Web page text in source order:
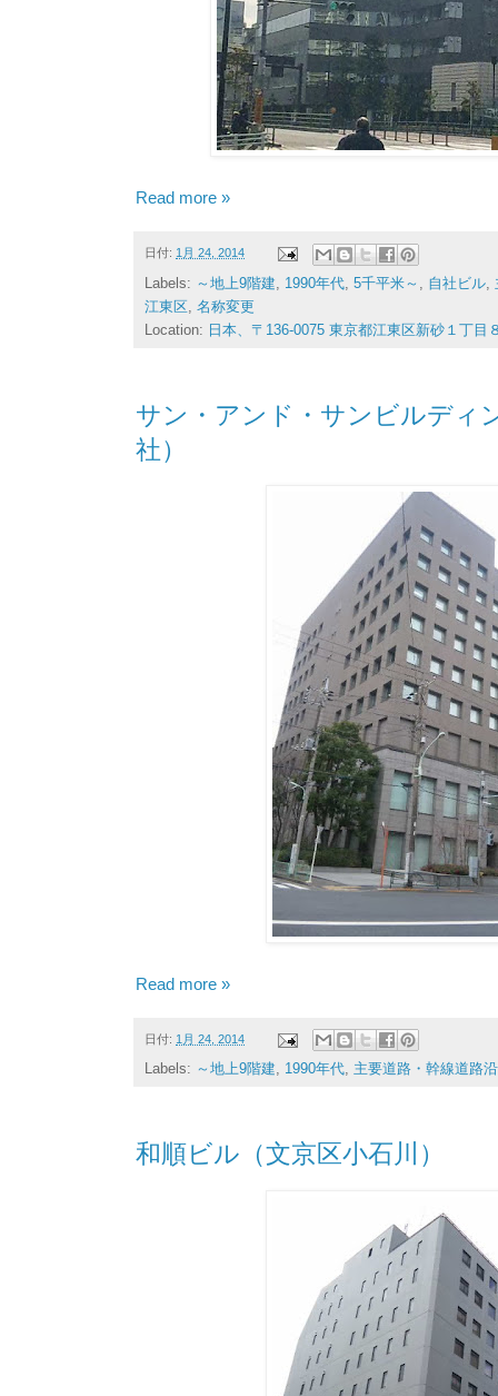
Read more »
日付: 1月 24, 2014
Labels: ～地上9階建 1990年代 5千平米～ 自社ビル
江東区 名称変更
Location: 日本、〒136-0075 東京都江東区新砂１丁目
サン・アンド・サンビルディ
社）
Read more »
日付: 1月 24, 2014
Labels: ～地上9階建, 1990年代, 主要道路・幹線道路
和順ビル（文京区小石川）